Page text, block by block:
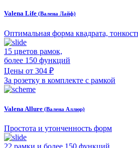
Valena Life (Валена Лайф)
Оптимальная форма квадрата,
15 цветов рамок,
более 150 функций
Цены от 304 ₽
За розетку в комплекте с рамкой
Valena Allure (Валена Аллюр)
Простота и утонченность форм
22 рамки и более 150 функций